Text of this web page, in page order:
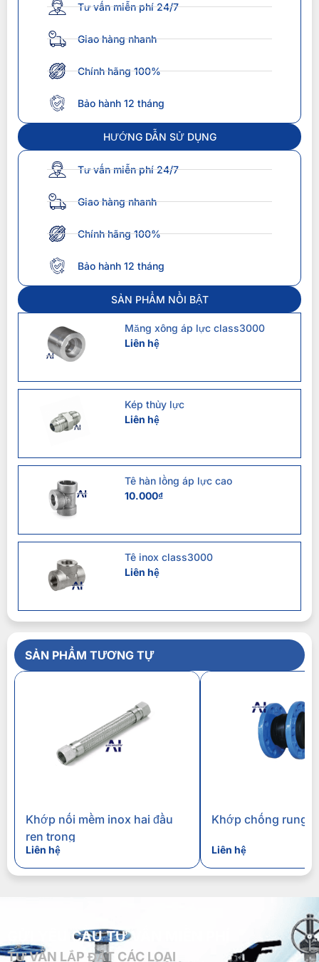
Tư vấn miễn phí 24/7
Giao hàng nhanh
Chính hãng 100%
Bảo hành 12 tháng
HƯỚNG DẪN SỬ DỤNG
Tư vấn miễn phí 24/7
Giao hàng nhanh
Chính hãng 100%
Bảo hành 12 tháng
SẢN PHẨM NỔI BẬT
Măng xông áp lực class3000
Liên hệ
Kép thủy lực
Liên hệ
Tê hàn lồng áp lực cao
10.000₫
Tê inox class3000
Liên hệ
SẢN PHẨM TƯƠNG TỰ
Khớp nối mềm inox hai đầu
ren trong
Liên hệ
Khớp chống rung
Liên hệ
GỬI YÊU CẦU TƯ VẤN MIỄN PHÍ
TƯ VẤN LẮP ĐẶT CÁC LOẠI